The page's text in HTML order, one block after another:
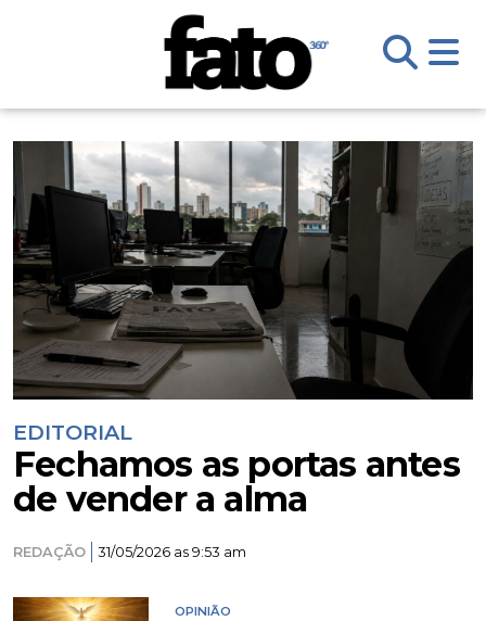
EDITORIAL
Fechamos as portas antes
de vender a alma
REDAÇÃO 31/05/2026 as 9:53 am
OPINIÃO